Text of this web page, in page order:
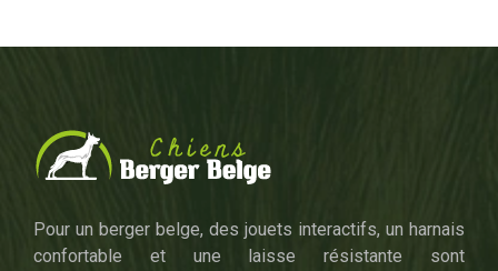
Pour un berger belge, des jouets interactifs, un harnais
confortable et une laisse résistante sont